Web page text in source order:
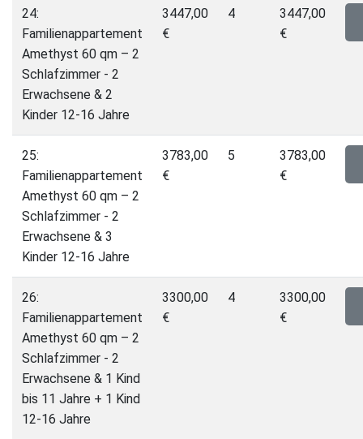
24:
Familienappartement
Amethyst 60 qm – 2
Schlafzimmer - 2
Erwachsene & 2
Kinder 12-16 Jahre
3447,00
€
4
3447,00
€
25:
Familienappartement
Amethyst 60 qm – 2
Schlafzimmer - 2
Erwachsene & 3
Kinder 12-16 Jahre
3783,00
€
5
3783,00
€
26:
Familienappartement
Amethyst 60 qm – 2
Schlafzimmer - 2
Erwachsene & 1 Kind
bis 11 Jahre + 1 Kind
12-16 Jahre
3300,00
€
4
3300,00
€